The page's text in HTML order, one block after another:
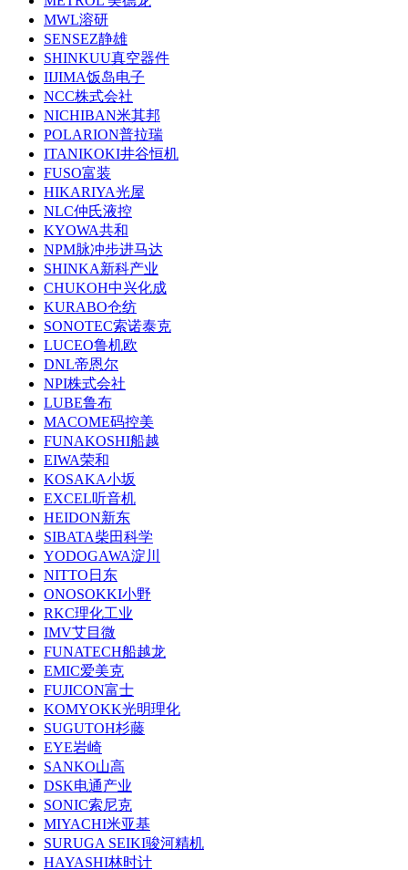
MWL溶研
SENSEZ静雄
SHINKUU真空器件
IIJIMA饭岛电子
NCC株式会社
NICHIBAN米其邦
POLARION普拉瑞
ITANIKOKI井谷恒机
FUSO富装
HIKARIYA光屋
NLC仲氏液控
KYOWA共和
NPM脉冲步进马达
SHINKA新科产业
CHUKOH中兴化成
KURABO仓纺
SONOTEC索诺泰克
LUCEO鲁机欧
DNL帝恩尔
NPI株式会社
LUBE鲁布
MACOME码控美
FUNAKOSHI船越
EIWA荣和
KOSAKA小坂
EXCEL听音机
HEIDON新东
SIBATA柴田科学
YODOGAWA淀川
NITTO日东
ONOSOKKI小野
RKC理化工业
IMV艾目微
FUNATECH船越龙
EMIC爱美克
FUJICON富士
KOMYOKK光明理化
SUGUTOH杉藤
EYE岩崎
SANKO山高
DSK电通产业
SONIC索尼克
MIYACHI米亚基
SURUGA SEIKI骏河精机
HAYASHI林时计